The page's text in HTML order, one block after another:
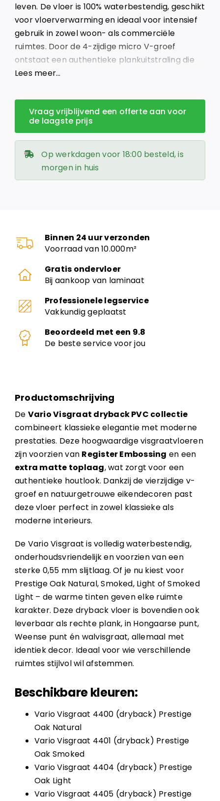
leven. De vloer is 100% waterbestendig, geschikt
voor vloerverwarming en ideaal voor intensief
gebruik in zowel woon- als commerciële
ruimtes. Door de 4-zijdige micro V-groef
ontstaat een authentieke plankuitstraling die
elegantie toevoegt aan ieder interieur.
Lees meer…
Vraag vrijblijvend een offerte aan voor
de laagste prijs
Op werkdagen voor 18:00 besteld, is
morgen in huis
Binnen 24 uur verzonden
Voorraad van 10.000m²
Gratis ondervloer
Bij aankoop van laminaat
Professionele legservice
Vakkundig geplaatst
Beoordeeld met een 9.8
De beste service voor jou
Productomschrijving
De Vario Visgraat dryback PVC collectie
combineert klassieke elegantie met moderne
prestaties. Deze hoogwaardige visgraatvloeren
zijn voorzien van Register Embossing en een
extra matte toplaag, wat zorgt voor een
authentieke houtlook. Dankzij de vierzijdige v-
groef en natuurgetrouwe eikendecoren past
deze vloer perfect in zowel klassieke als
moderne interieurs.
De Vario Visgraat is volledig waterbestendig,
onderhoudsvriendelijk en voorzien van een
sterke 0,55 mm slijtlaag. Of je nu kiest voor
Prestige Oak Natural, Smoked, Light of Smoked
Light – de warme tinten geven elke ruimte
karakter. Deze dryback vloer is bovendien ook
leverbaar als rechte plank, in Hongaarse punt,
Weense punt én walvisgraat, allemaal met
identiek decor. Ideaal voor wie verschillende
ruimtes stijlvol wil afstemmen.
Beschikbare kleuren:
Vario Visgraat 4400 (dryback) Prestige
Oak Natural
Vario Visgraat 4401 (dryback) Prestige
Oak Smoked
Vario Visgraat 4404 (dryback) Prestige
Oak Light
Vario Visgraat 4405 (dryback) Prestige